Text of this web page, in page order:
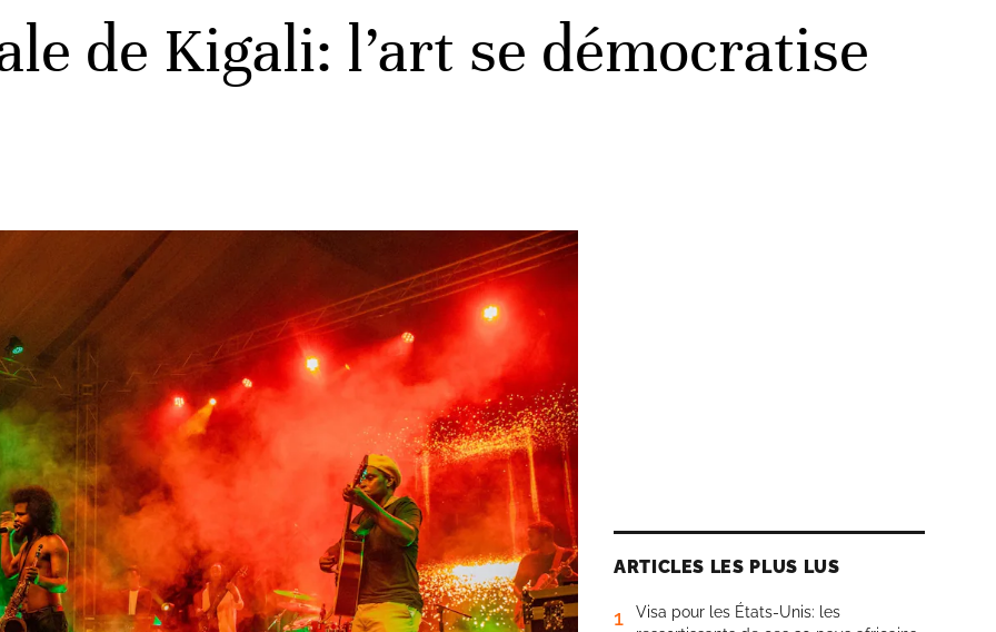
de Kigali: l’art se démocratise
ARTICLES LES PLUS LUS
1
Visa pour les États-Unis: les